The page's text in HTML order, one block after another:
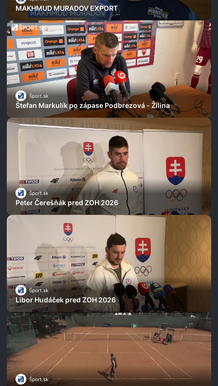
MAKHMUD MURADOV EXPORT
Šport.sk
Štefan Markulík po zápase Podbrezová - Žilina
Šport.sk
Peter Čerešňák pred ZOH 2026
Šport.sk
Libor Hudáček pred ZOH 2026
Šport.sk